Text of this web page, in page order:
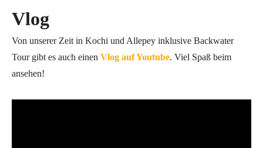
Vlog
Von unserer Zeit in Kochi und Allepey inklusive Backwater
Tour gibt es auch einen Vlog auf Youtube. Viel Spaß beim
ansehen!